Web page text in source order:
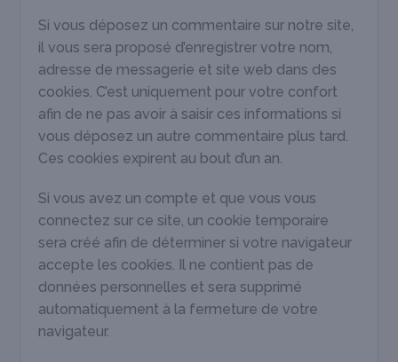
Si vous déposez un commentaire sur notre site,
il vous sera proposé d’enregistrer votre nom,
adresse de messagerie et site web dans des
cookies. C’est uniquement pour votre confort
afin de ne pas avoir à saisir ces informations si
vous déposez un autre commentaire plus tard.
Ces cookies expirent au bout d’un an.
Si vous avez un compte et que vous vous
connectez sur ce site, un cookie temporaire
sera créé afin de déterminer si votre navigateur
accepte les cookies. Il ne contient pas de
données personnelles et sera supprimé
automatiquement à la fermeture de votre
navigateur.